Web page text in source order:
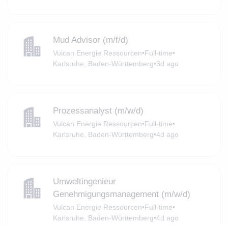
Mud Advisor (m/f/d)
Vulcan Energie Ressourcen•Full-time•
Karlsruhe, Baden-Württemberg•3d ago
Prozessanalyst (m/w/d)
Vulcan Energie Ressourcen•Full-time•
Karlsruhe, Baden-Württemberg•4d ago
Umweltingenieur
Genehmigungsmanagement (m/w/d)
Vulcan Energie Ressourcen•Full-time•
Karlsruhe, Baden-Württemberg•4d ago